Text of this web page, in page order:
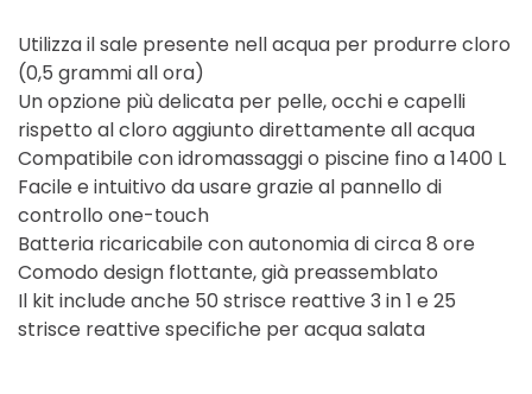
Utilizza il sale presente nell acqua per produrre cloro
(0,5 grammi all ora)
Un opzione più delicata per pelle, occhi e capelli
rispetto al cloro aggiunto direttamente all acqua
Compatibile con idromassaggi o piscine fino a 1400 L
Facile e intuitivo da usare grazie al pannello di
controllo one-touch
Batteria ricaricabile con autonomia di circa 8 ore
Comodo design flottante, già preassemblato
Il kit include anche 50 strisce reattive 3 in 1 e 25
strisce reattive specifiche per acqua salata